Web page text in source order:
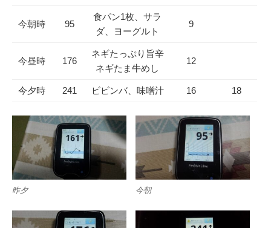
今朝時 95
食パン1枚、サラ
ダ、ヨーグルト
9
今昼時 176
ネギたっぷり旨辛
ネギたま牛めし
12
今夕時 241 ビビンバ、味噌汁 16 18
昨夕 今朝